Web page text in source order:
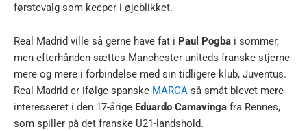
førstevalg som keeper i øjeblikket.
Real Madrid ville så gerne have fat i Paul Pogba i sommer,
men efterhånden sættes Manchester uniteds franske stjerne
mere og mere i forbindelse med sin tidligere klub, Juventus.
Real Madrid er ifølge spanske MARCA så småt blevet mere
interesseret i den 17-årige Eduardo Camavinga fra Rennes,
som spiller på det franske U21-landshold.